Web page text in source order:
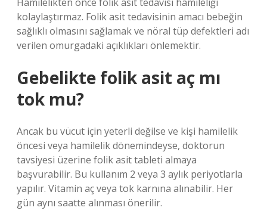
kolaylaştırmaz. Folik asit tedavisinin amacı bebeğin
sağlıklı olmasını sağlamak ve nöral tüp defektleri adı
verilen omurgadaki açıklıkları önlemektir.
Gebelikte folik asit aç mı
tok mu?
Ancak bu vücut için yeterli değilse ve kişi hamilelik
öncesi veya hamilelik dönemindeyse, doktorun
tavsiyesi üzerine folik asit tableti almaya
başvurabilir. Bu kullanım 2 veya 3 aylık periyotlarla
yapılır. Vitamin aç veya tok karnına alınabilir. Her
gün aynı saatte alınması önerilir.